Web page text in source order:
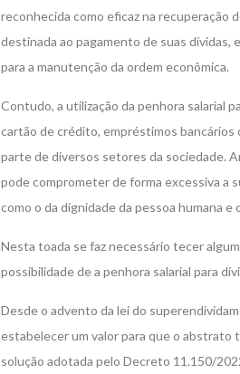
reconhecida como eficaz na recuperação
destinada ao pagamento de suas
para a manutenção da ordem econômica.
Contudo, a utilização da penhora salarial
cartão de crédito, empréstimos
parte de diversos setores da sociedade.
pode comprometer de forma excessiva a
como o da dignidade da pessoa humana
Nesta toada se faz necessário tecer
possibilidade de a penhora salarial para
Desde o advento da lei do
estabelecer um valor para que o abstrato
solução adotada pelo Decreto 11.150/